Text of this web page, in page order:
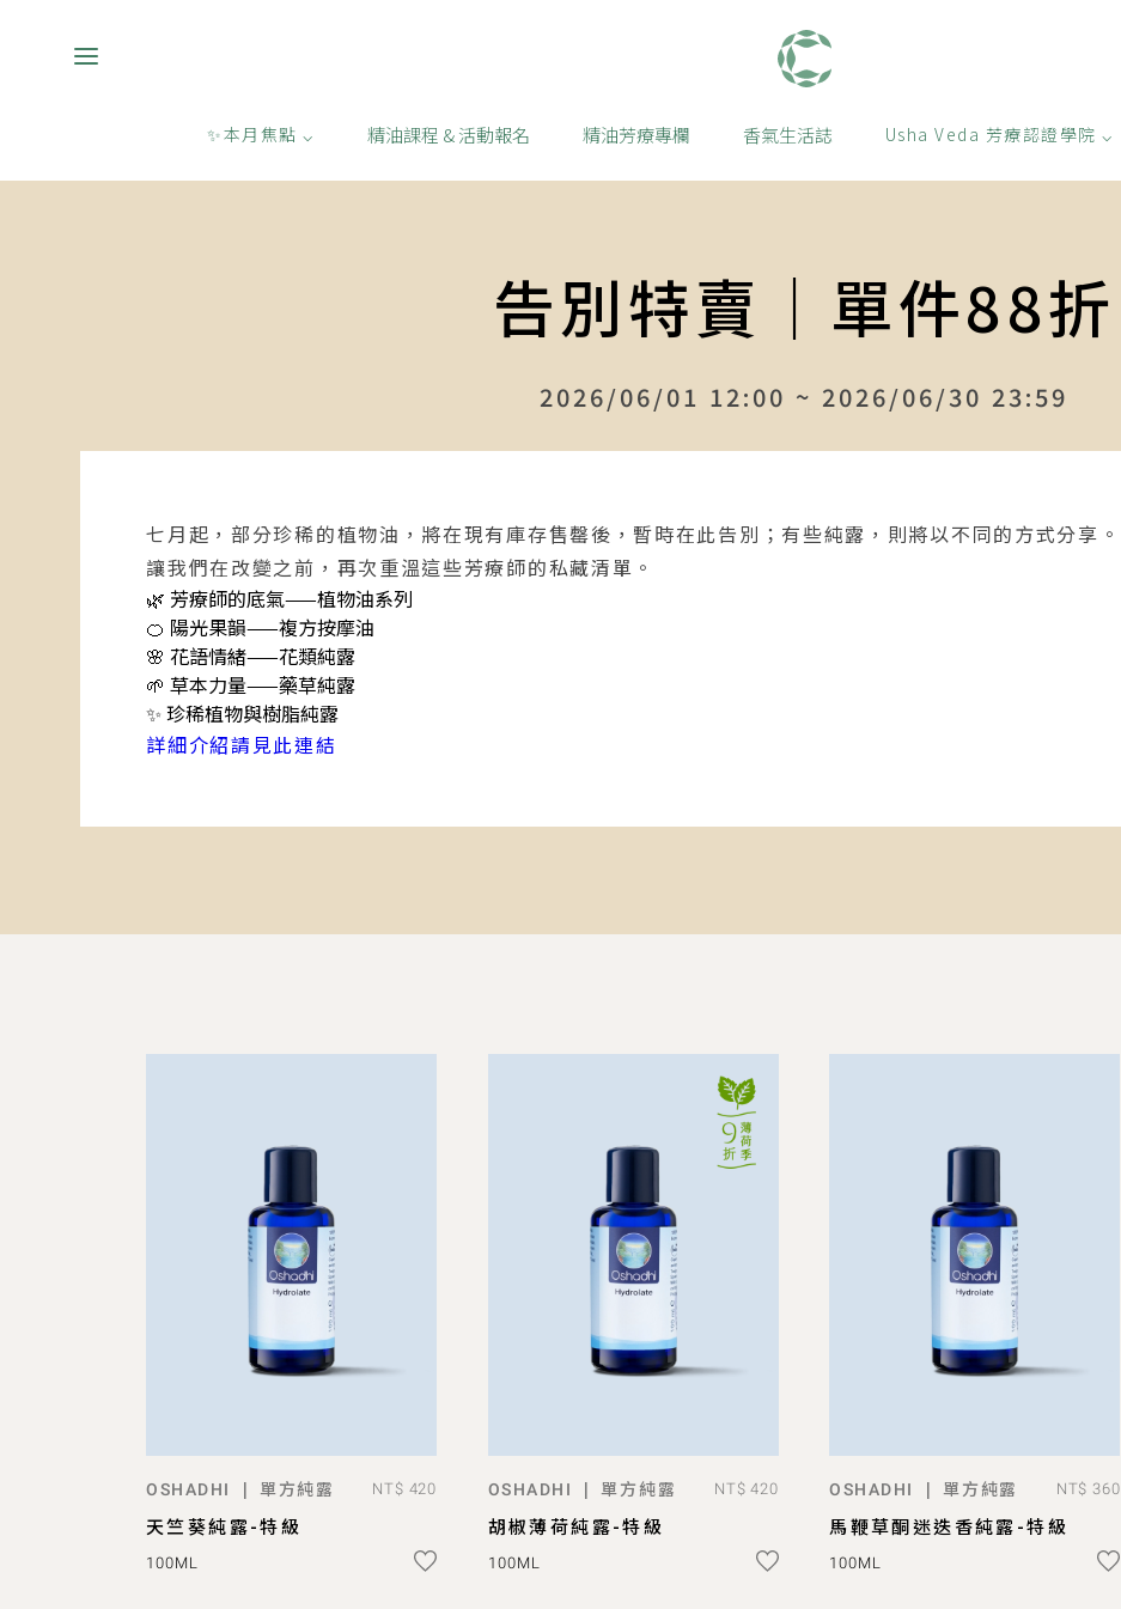
肯園 Canjune
✨本月焦點 ⌵ 精油課程 & 活動報名 精油芳療專欄 香氣生活誌 Usha Veda 芳療認證學院 ⌵
告別特賣｜單件88折
2026/06/01 12:00 ~ 2026/06/30 23:59
七月起，部分珍稀的植物油，將在現有庫存售罄後，暫時在此告別；有些純露，則將以不同的方式分享。
讓我們在改變之前，再次重溫這些芳療師的私藏清單。
🌿 芳療師的底氣——植物油系列
🍊 陽光果韻——複方按摩油
🌸 花語情緒——花類純露
🌱 草本力量——藥草純露
✨ 珍稀植物與樹脂純露
詳細介紹請見此連結
預購
OSHADHI | 單方純露 NT$ 420
天竺葵純露-特級
100ML
ADD TO BAG
OSHADHI | 單方純露 NT$ 420
胡椒薄荷純露-特級
100ML
ADD TO BAG
OSHADHI | 單方純露 NT$ 360
馬鞭草酮迷迭香純露-特級
100ML